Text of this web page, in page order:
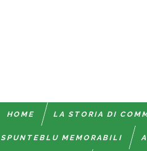
HOME LA STORIA DI
SPUNTEBLU MEMORABILI